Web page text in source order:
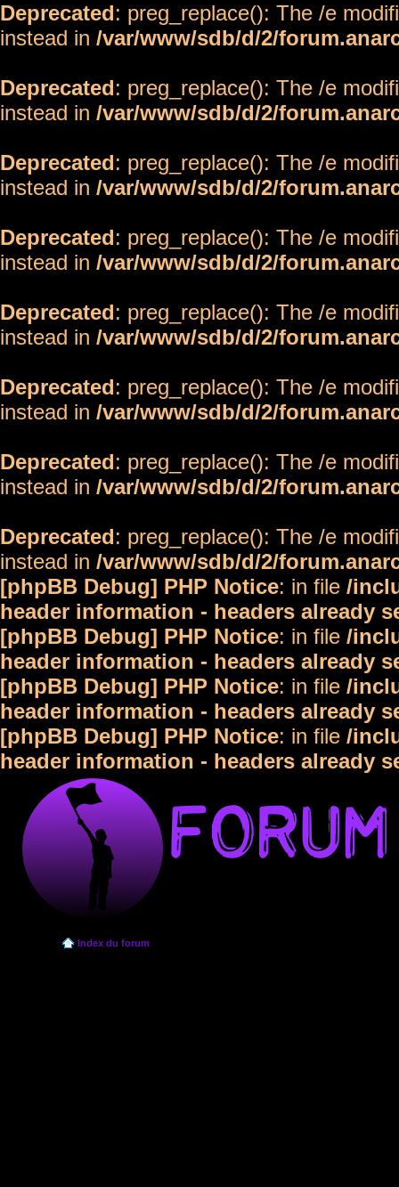
Deprecated: preg_replace(): The /e
instead in /var/www/sdb/d/2/
Deprecated: preg_replace(): The /e
instead in /var/www/sdb/d/2/
Deprecated: preg_replace(): The /e
instead in /var/www/sdb/d/2/
Deprecated: preg_replace(): The /e
instead in /var/www/sdb/d/2/
Deprecated: preg_replace(): The /e
instead in /var/www/sdb/d/2/
Deprecated: preg_replace(): The /e
instead in /var/www/sdb/d/2/
Deprecated: preg_replace(): The /e
instead in /var/www/sdb/d/2/
Deprecated: preg_replace(): The /e
instead in /var/www/sdb/d/2/
[phpBB Debug] PHP Notice: in file /
header information - headers already
[phpBB Debug] PHP Notice: in file /
header information - headers already
[phpBB Debug] PHP Notice: in file /
header information - headers already
[phpBB Debug] PHP Notice: in file /
header information - headers already
Index du forum